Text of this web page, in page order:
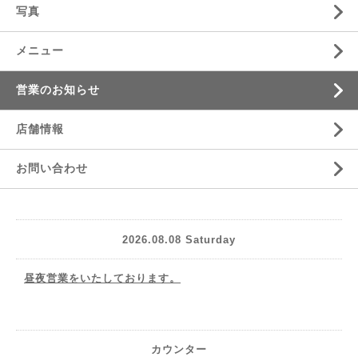
写真
メニュー
営業のお知らせ
店舗情報
お問い合わせ
2026.08.08 Saturday
昼夜営業をいたしております。
カウンター